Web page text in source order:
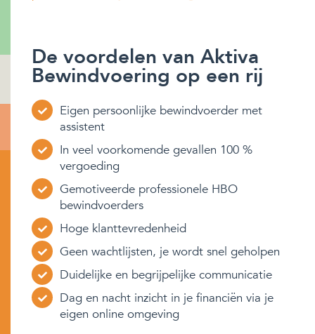
De voordelen van Aktiva
Bewindvoering op een rij
Eigen persoonlijke bewindvoerder met
assistent
In veel voorkomende gevallen 100 %
vergoeding
Gemotiveerde professionele HBO
bewindvoerders
Hoge klanttevredenheid
Geen wachtlijsten, je wordt snel geholpen
Duidelijke en begrijpelijke communicatie
Dag en nacht inzicht in je financiën via je
eigen online omgeving